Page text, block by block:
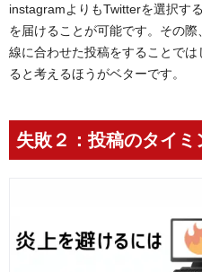
instagramよりもTwitterを選択す
を届けることが可能です。その
線に合わせた投稿をすることで
ると考えるほうがベターです。
失敗２：投稿のタイ